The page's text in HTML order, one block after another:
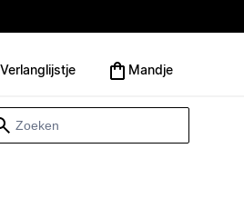
Verlanglijstje Mandje